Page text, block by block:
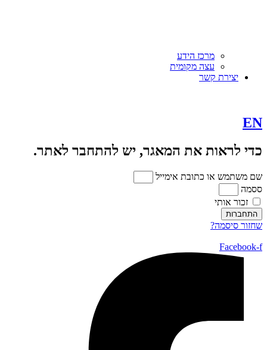
מרכז הידע
עצה מקומית
יצירת קשר
EN
כדי לראות את המאגר, יש להתחבר לאתר.
שם משתמש או כתובת אימייל
ססמה
זכור אותי
התחברות
שחזור סיסמה?
Facebook-f